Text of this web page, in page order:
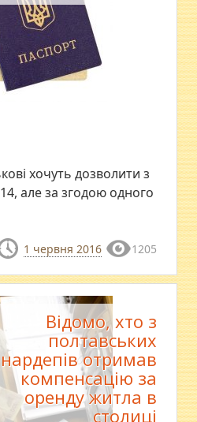
хочуть дозволити з
але за згодою одного
1 червня 2016 1205
Відомо, хто з
полтавських
нардепів отримав
компенсацію за
оренду житла в
столиці